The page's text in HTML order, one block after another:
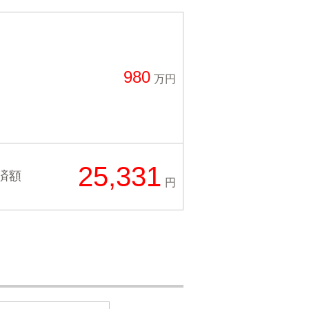
980 万円
額 25,331 円